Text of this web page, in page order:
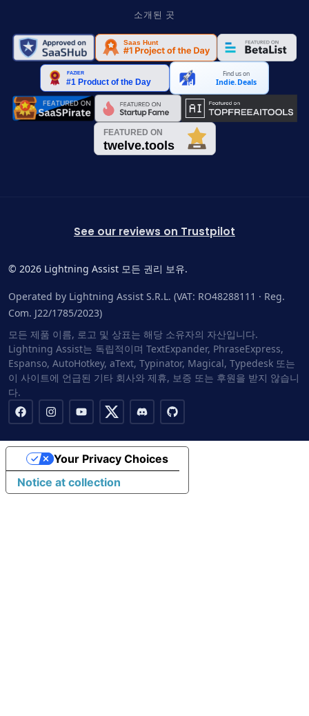
소개된 곳
Find us on
Indie.Deals
See our reviews on Trustpilot
© 2026 Lightning Assist 모든 권리 보유.
Operated by Lightning Assist S.R.L. (VAT: RO48288111 · Reg.
Com. J22/1785/2023)
모든 제품 이름, 로고 및 상표는 해당 소유자의 자산입니다.
Lightning Assist는 독립적이며 TextExpander, PhraseExpress,
Espanso, AutoHotkey, aText, Typinator, Magical, Typedesk 또는
이 사이트에 언급된 기타 회사와 제휴, 보증 또는 후원을 받지 않습니
다.
Notice at collection
Your Privacy Choices